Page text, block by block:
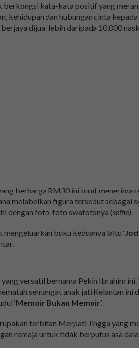
kata-kata positif yang
kehidupan dan hubungan cinta kepada
dijual lebih daripada 10,000
berharga RM30 ini turut menerima
melabelkan figura tersebut sebagai
dengan foto-foto swafotonya (selfie).
buku keduanya iaitu ‘
versatil bernama Pekin Ibrahim ini.
semangat anak jati Kelantan ini
‘Memoir Bukan Memoir’.
terbitan Merpati Jingga yang
remaja untuk tidak berputus asa